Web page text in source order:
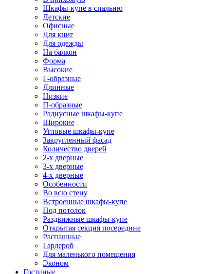
Шкафы-купе в спальню
Детские
Офисные
Для книг
Для одежды
На балкон
Форма
Высокие
Г-образные
Длинные
Низкие
П-образные
Радиусные шкафы-купе
Широкие
Угловые шкафы-купе
Закругленный фасад
Количество дверей
2-х дверные
3-х дверные
4-х дверные
Особенности
Во всю стену
Встроенные шкафы-купе
Под потолок
Раздвижные шкафы-купе
Открытая секция посередине
Распашные
Гардероб
Для маленького помещения
Эконом
Гостиные